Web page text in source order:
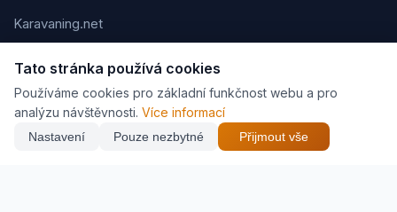
Karavaning.net
Ochrana osobních údajůCookies
Tato stránka používá cookies
Používáme cookies pro základní funkčnost webu a pro
analýzu návštěvnosti. Více informací
Nastavení Pouze nezbytné Přijmout vše